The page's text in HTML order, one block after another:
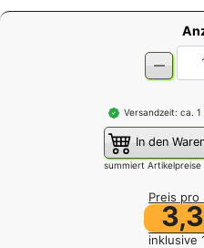
Versandzeit: ca. 1
In den
summiert
Preis pro
inklusive